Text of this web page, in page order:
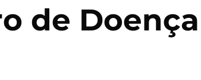
de Doença